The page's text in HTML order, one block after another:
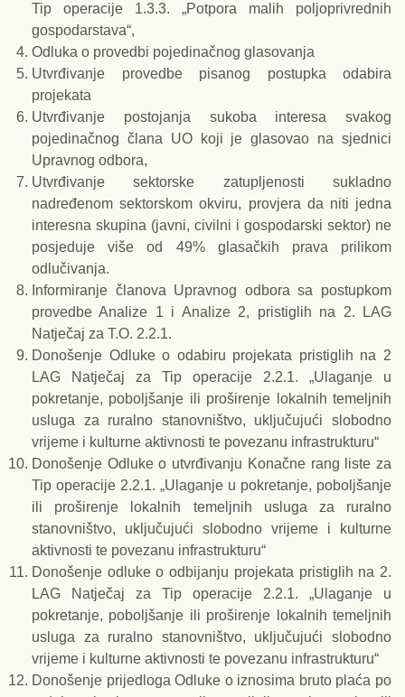
Tip operacije 1.3.3. „Potpora malih poljoprivrednih
gospodarstava“,
Odluka o provedbi pojedinačnog glasovanja
Utvrđivanje provedbe pisanog postupka odabira
projekata
Utvrđivanje postojanja sukoba interesa svakog
pojedinačnog člana UO koji je glasovao na sjednici
Upravnog odbora,
Utvrđivanje sektorske zatupljenosti sukladno
nadređenom sektorskom okviru, provjera da niti jedna
interesna skupina (javni, civilni i gospodarski sektor) ne
posjeduje više od 49% glasačkih prava prilikom
odlučivanja.
Informiranje članova Upravnog odbora sa postupkom
provedbe Analize 1 i Analize 2, pristiglih na 2. LAG
Natječaj za T.O. 2.2.1.
Donošenje Odluke o odabiru projekata pristiglih na 2
LAG Natječaj za Tip operacije 2.2.1. „Ulaganje u
pokretanje, poboljšanje ili proširenje lokalnih temeljnih
usluga za ruralno stanovništvo, uključujući slobodno
vrijeme i kulturne aktivnosti te povezanu infrastrukturu“
Donošenje Odluke o utvrđivanju Konačne rang liste za
Tip operacije 2.2.1. „Ulaganje u pokretanje, poboljšanje
ili proširenje lokalnih temeljnih usluga za ruralno
stanovništvo, uključujući slobodno vrijeme i kulturne
aktivnosti te povezanu infrastrukturu“
Donošenje odluke o odbijanju projekata pristiglih na 2.
LAG Natječaj za Tip operacije 2.2.1. „Ulaganje u
pokretanje, poboljšanje ili proširenje lokalnih temeljnih
usluga za ruralno stanovništvo, uključujući slobodno
vrijeme i kulturne aktivnosti te povezanu infrastrukturu“
Donošenje prijedloga Odluke o iznosima bruto plaća po